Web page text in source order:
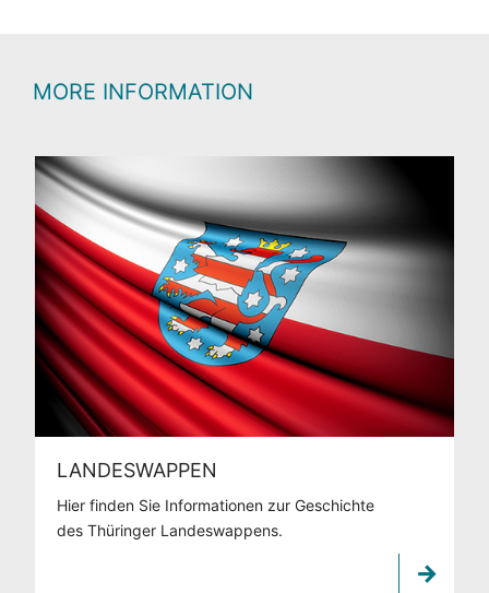
MORE INFORMATION
LANDESWAPPEN
Hier finden Sie Informationen zur Geschichte
des Thüringer Landeswappens.